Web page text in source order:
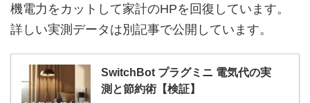
機電力をカットして家計のHPを回復しています。
詳しい実測データは別記事で公開しています。
SwitchBot プラグミニ 電気代の実
測と節約術【検証】